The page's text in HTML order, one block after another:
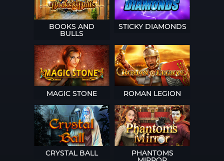
BOOKS AND
BULLS
STICKY DIAMONDS
MAGIC STONE ROMAN LEGION
CRYSTAL BALL PHANTOMS